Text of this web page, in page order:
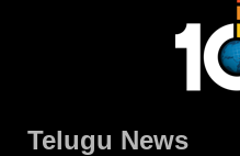
Telugu News